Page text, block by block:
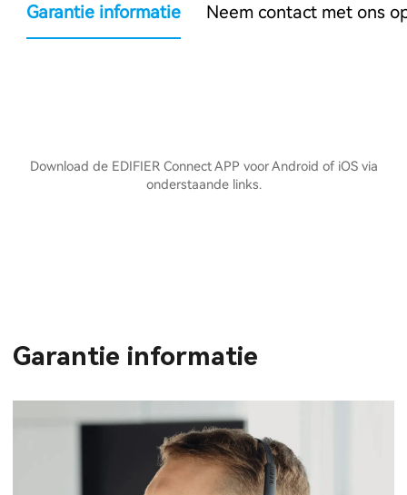
Garantie informatie Neem contact met ons
Download de EDIFIER Connect APP voor Android of iOS via
onderstaande links.
Garantie informatie